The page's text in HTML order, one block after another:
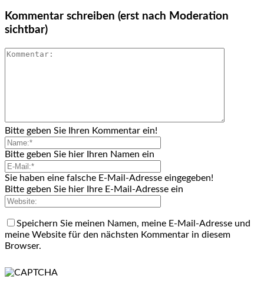
Kommentar schreiben (erst nach Moderation
sichtbar)
Bitte geben Sie Ihren Kommentar ein!
Bitte geben Sie hier Ihren Namen ein
Sie haben eine falsche E-Mail-Adresse eingegeben!
Bitte geben Sie hier Ihre E-Mail-Adresse ein
Speichern Sie meinen Namen, meine E-Mail-Adresse und
meine Website für den nächsten Kommentar in diesem
Browser.